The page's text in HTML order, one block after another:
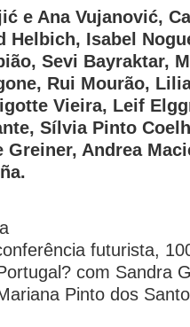
e Ana Vujanović,
Helbich, Isabel
Sevi Bayraktar,
Rui Mourão,
Vieira, Leif
Sílvia Pinto
Andrea
futurista,
com Sandra
Pinto dos